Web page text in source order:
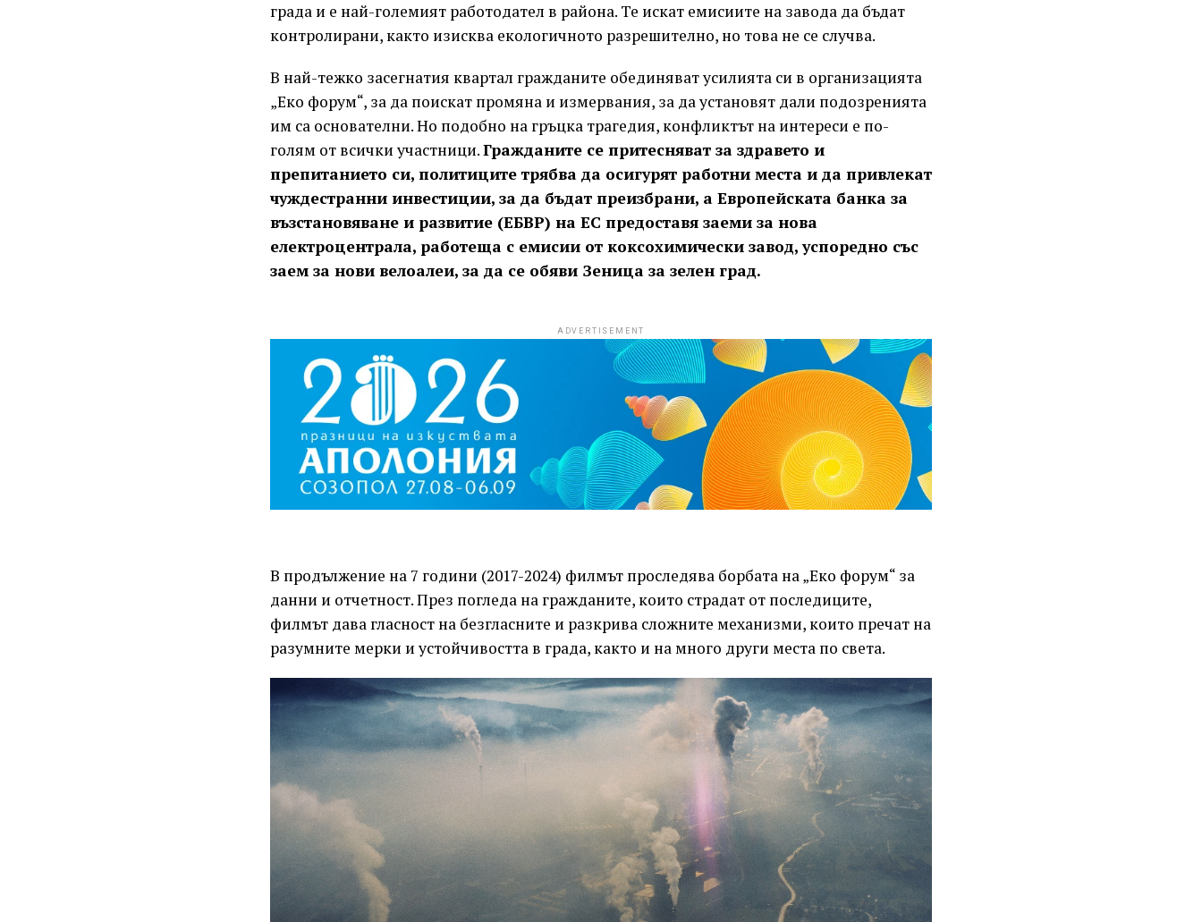
града и е най-големият работодател в района. Те искат емисиите на завода да бъдат
контролирани, както изисква екологичното разрешително, но това не се случва.
В най-тежко засегнатия квартал гражданите обединяват усилията си в организацията
„Еко форум“, за да поискат промяна и измервания, за да установят дали подозренията
им са основателни. Но подобно на гръцка трагедия, конфликтът на интереси е по-
голям от всички участници.Гражданите се притесняват за здравето и
препитанието си, политиците трябва да осигурят работни места и да привлекат
чуждестранни инвестиции, за да бъдат преизбрани, а Европейската банка за
възстановяване и развитие (ЕБВР) на ЕС предоставя заеми за нова
електроцентрала, работеща с емисии от коксохимически завод, успоредно със
заем за нови велоалеи, за да се обяви Зеница за зелен град.
ADVERTISEMENT
В продължение на 7 години (2017-2024) филмът проследява борбата на „Еко форум“ за
данни и отчетност. През погледа на гражданите, които страдат от последиците,
филмът дава гласност на безгласните и разкрива сложните механизми, които пречат на
разумните мерки и устойчивостта в града, както и на много други места по света.